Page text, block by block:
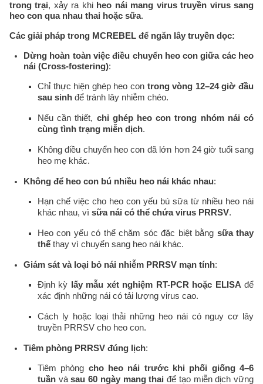
trong trại, xảy ra khi heo nái mang virus truyền virus sang
heo con qua nhau thai hoặc sữa.
Các giải pháp trong MCREBEL để ngăn lây truyền dọc:
Dừng hoàn toàn việc điều chuyển heo con giữa các heo
nái (Cross-fostering):
Chỉ thực hiện ghép heo con trong vòng 12–24 giờ đầu
sau sinh để tránh lây nhiễm chéo.
Nếu cần thiết, chỉ ghép heo con trong nhóm nái có
cùng tình trạng miễn dịch.
Không điều chuyển heo con đã lớn hơn 24 giờ tuổi sang
heo mẹ khác.
Không để heo con bú nhiều heo nái khác nhau:
Hạn chế việc cho heo con yếu bú sữa từ nhiều heo nái
khác nhau, vì sữa nái có thể chứa virus PRRSV.
Heo con yếu có thể chăm sóc đặc biệt bằng sữa thay
thế thay vì chuyển sang heo nái khác.
Giám sát và loại bỏ nái nhiễm PRRSV mạn tính:
Định kỳ lấy mẫu xét nghiệm RT-PCR hoặc ELISA để
xác định những nái có tải lượng virus cao.
Cách ly hoặc loại thải những heo nái có nguy cơ lây
truyền PRRSV cho heo con.
Tiêm phòng PRRSV đúng lịch:
Tiêm phòng cho heo nái trước khi phối giống 4–6
tuần vàsau 60 ngày mang thai để tạo miễn dịch vững